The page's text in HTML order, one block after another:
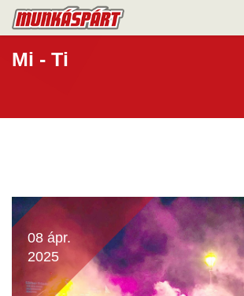
Mi - Ti
08 ápr.
2025